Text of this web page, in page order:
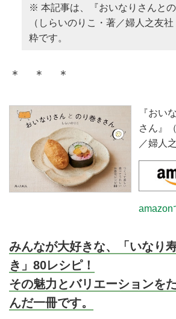
ます。本記事
しらいのりこ
※ 本記事は、『おいなりさんとの
（しらいのりこ・著／婦人之友
粋です。
＊ ＊ ＊
『おい
さん』
／婦人
amazon
みんなが大好きな、「いなり
き」80レシピ！
その魅力とバリエーションを
んだ一冊です。